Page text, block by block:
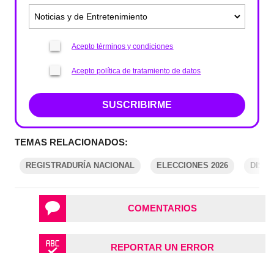
Acepto términos y condiciones
Acepto política de tratamiento de datos
SUSCRIBIRME
TEMAS RELACIONADOS:
REGISTRADURÍA NACIONAL ELECCIONES 2026
COMENTARIOS
REPORTAR UN ERROR